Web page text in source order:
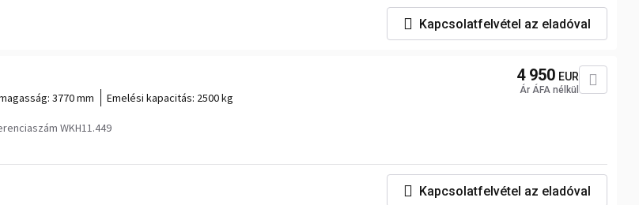
Kapcsolatfelvétel az eladóval
3770 mm Emelési kapacitás: 2500 kg
WKH11.449
4 950 EUR
Ár ÁFA nélkül
Kapcsolatfelvétel az eladóval